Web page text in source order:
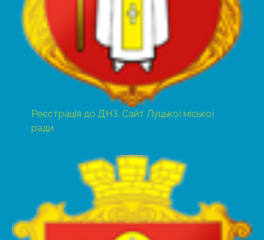
Реєстрація до ДНЗ. Сайт Луцької міської
ради